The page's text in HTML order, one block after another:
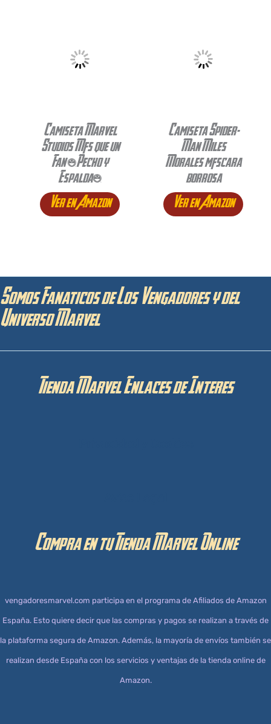
Camiseta Marvel
Studios Más que un
Fan (Pecho y
Espalda)
Ver en Amazon
Camiseta Spider-
Man Miles
Morales máscara
borrosa
Ver en Amazon
Somos Fanaticos de Los Vengadores y del
Universo Marvel
Tienda Marvel Enlaces de Interes
Compra en tu Tienda Marvel Online
vengadoresmarvel.com participa en el programa de Afiliados de Amazon
España. Esto quiere decir que las compras y pagos se realizan a través de
la plataforma segura de Amazon. Además, la mayoría de envíos también se
realizan desde España con los servicios y ventajas de la tienda online de
Amazon.